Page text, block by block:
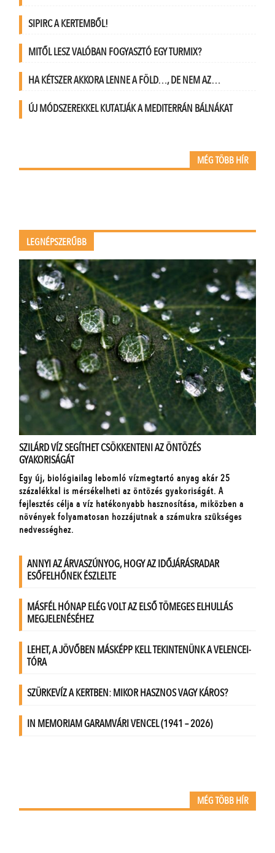
SIPIRC A KERTEMBŐL!
MITŐL LESZ VALÓBAN FOGYASZTÓ EGY TURMIX?
HA KÉTSZER AKKORA LENNE A FÖLD…, DE NEM AZ…
ÚJ MÓDSZEREKKEL KUTATJÁK A MEDITERRÁN BÁLNÁKAT
MÉG TÖBB HÍR
LEGNÉPSZERŰBB
MÉG TÖBB HÍR